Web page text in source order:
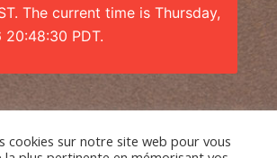
The current time is Thursday,
PDT.
cookies sur notre site web pour vous